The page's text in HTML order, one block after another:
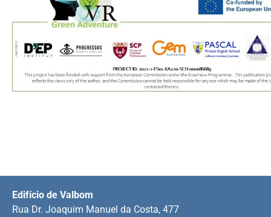
Edifício de Valbom
Rua Dr. Joaquim Manuel da Costa, 477